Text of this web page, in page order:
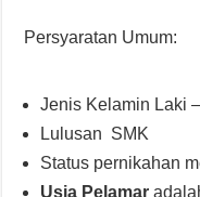
Persyaratan Umum:
Jenis Kelamin Laki
Lulusan SMK
Status pernikahan
Usia Pelamar